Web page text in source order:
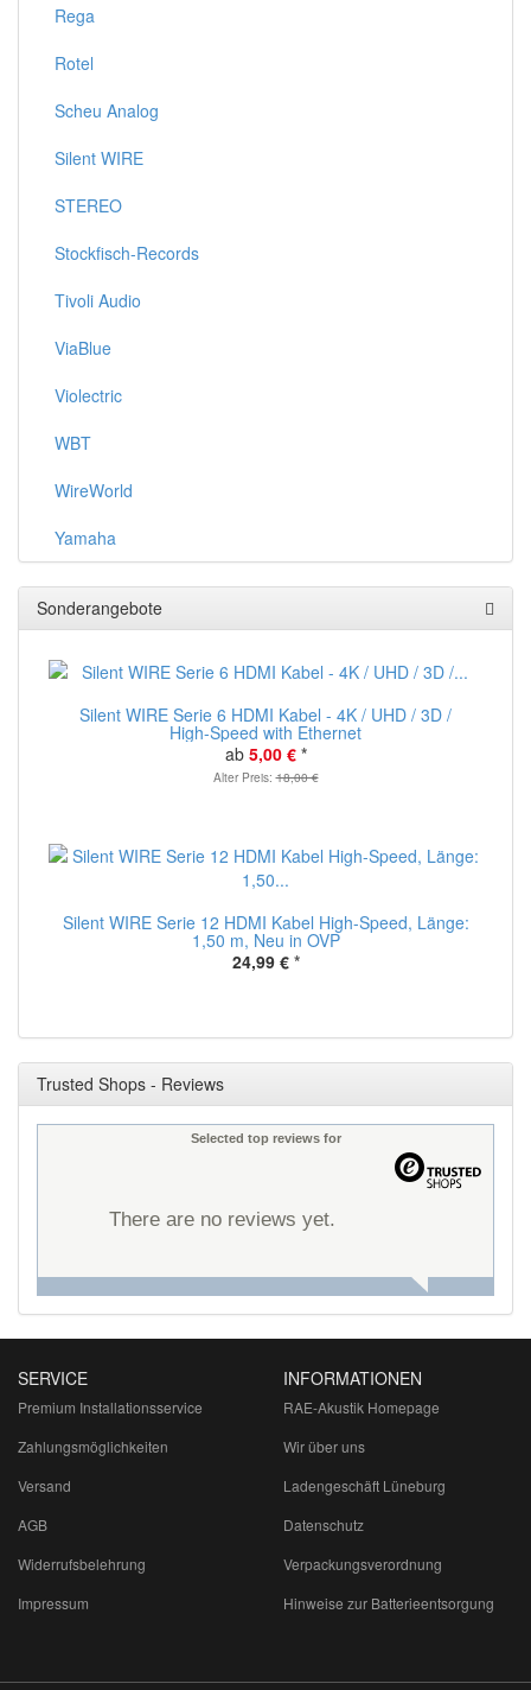
Rega
Rotel
Scheu Analog
Silent WIRE
STEREO
Stockfisch-Records
Tivoli Audio
ViaBlue
Violectric
WBT
WireWorld
Yamaha
Sonderangebote
Silent WIRE Serie 6 HDMI Kabel - 4K / UHD / 3D /
High-Speed with Ethernet
ab 5,00 € *
Alter Preis:18,00 €
Silent WIRE Serie 12 HDMI Kabel High-Speed, Länge:
1,50 m, Neu in OVP
24,99 € *
Trusted Shops - Reviews
Selected top reviews for
There are no reviews yet.
SERVICE
Premium Installationsservice
Zahlungsmöglichkeiten
Versand
AGB
Widerrufsbelehrung
Impressum
INFORMATIONEN
RAE-Akustik Homepage
Wir über uns
Ladengeschäft Lüneburg
Datenschutz
Verpackungsverordnung
Hinweise zur Batterieentsorgung